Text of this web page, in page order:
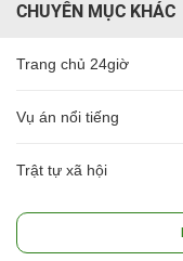
CHUYÊN MỤC KHÁC
Trang chủ 24giờ
Vụ án nổi tiếng
Trật tự xã hội